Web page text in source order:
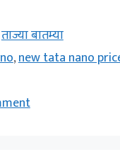
ताज्या बातम्या
,new tata nano